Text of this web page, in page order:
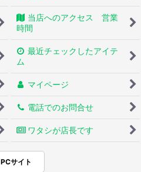
当店へのアクセス 営業
時間
最近チェックしたアイテ
ム
マイページ
電話でのお問合せ
ワタシが店長です
PCサイト